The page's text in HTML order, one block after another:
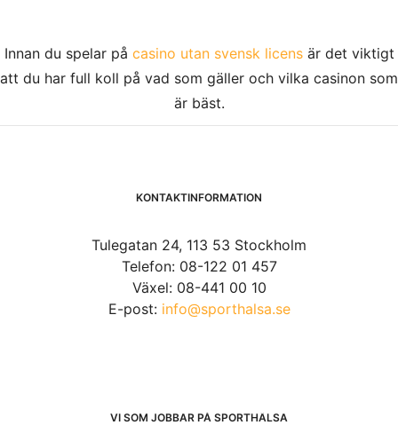
Innan du spelar på casino utan svensk licensär det viktigt
att du har full koll på vad som gäller och vilka casinon som
är bäst.
KONTAKTINFORMATION
Tulegatan 24, 113 53 Stockholm
Telefon: 08-122 01 457
Växel: 08-441 00 10
E-post: info@sporthalsa.se
VI SOM JOBBAR PÅ SPORTHÄLSA